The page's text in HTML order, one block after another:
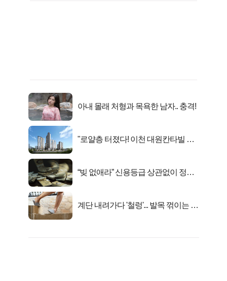
아내 몰래 처형과 목욕한 남자.. 충격!
"로얄층 터졌다! 이천 대원칸타빌 잔
“빚 없애라” 신용등급 상관없이 정부
계단 내려가다 '철렁'... 발목 꺾이는 이